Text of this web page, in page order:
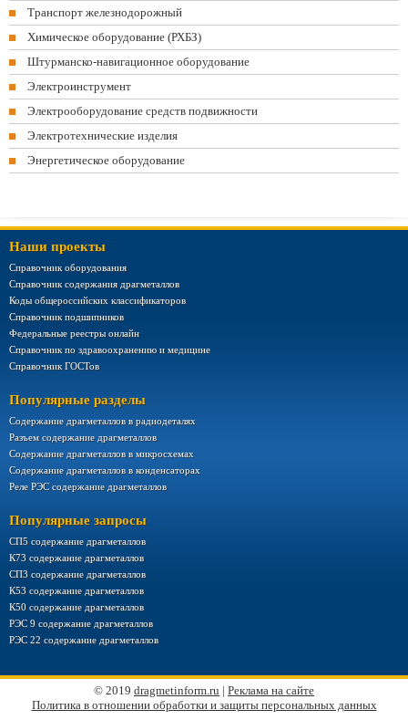
Транспорт железнодорожный
Химическое оборудование (РХБЗ)
Штурманско-навигационное оборудование
Электроинструмент
Электрооборудование средств подвижности
Электротехнические изделия
Энергетическое оборудование
Наши проекты
Справочник оборудования
Справочник содержания драгметаллов
Коды общероссийских классификаторов
Справочник подшипников
Федеральные реестры онлайн
Справочник по здравоохранению и медицине
Справочник ГОСТов
Популярные разделы
Содержание драгметаллов в радиодеталях
Разъем содержание драгметаллов
Содержание драгметаллов в микросхемах
Содержание драгметаллов в конденсаторах
Реле РЭС содержание драгметаллов
Популярные запросы
СП5 содержание драгметаллов
К73 содержание драгметаллов
СП3 содержание драгметаллов
К53 содержание драгметаллов
К50 содержание драгметаллов
РЭС 9 содержание драгметаллов
РЭС 22 содержание драгметаллов
© 2019 dragmetinform.ru | Реклама на сайте
Политика в отношении обработки и защиты персональных данных